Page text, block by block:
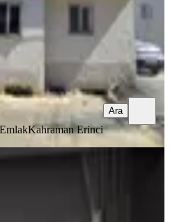
Kahraman Erinci
Ara
Emlak'tan